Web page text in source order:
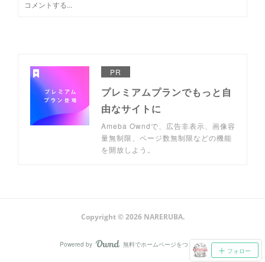
PR
プレミアムプランでもっと自
由なサイトに
Ameba Owndで、広告非表示、画像容
量無制限、ページ数無制限などの機能
を開放しよう。
フォロー
Copyright ©2026 NARERUBA.
Powered by AmebaOwnd
無料でホームページをつくろう